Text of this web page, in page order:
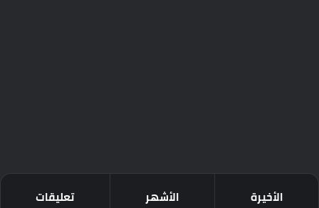
الأخيرة الأشهر تعليقات